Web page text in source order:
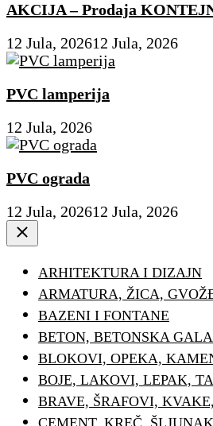
AKCIJA – Prodaja
12 Jula, 202612 Jula, 2026
PVC lamperija
12 Jula, 2026
PVC ograda
12 Jula, 202612 Jula, 2026
Close
ARHITEKTURA I DIZAJN
ARMATURA, ŽICA,
BAZENI I FONTANE
BETON, BETONSKA
BLOKOVI, OPEKA,
BOJE, LAKOVI, LEPAK,
BRAVE, ŠRAFOVI,